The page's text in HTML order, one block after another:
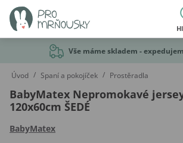
Vše máme skladem -
Úvod / Spaní a pokojíček / Prostěradla
BabyMatex Nepromokavé
120x60cm ŠEDÉ
BabyMatex